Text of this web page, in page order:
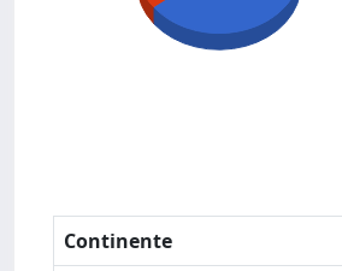
Continente